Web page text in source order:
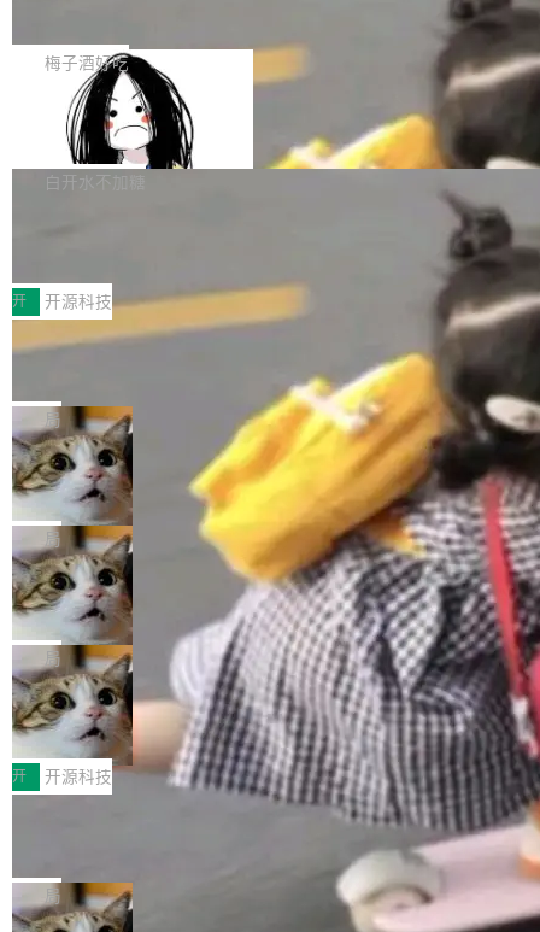
提交的编辑请求也长期处于待处理状态。 Groki
pedia 于去年底上线，定位为由人工智能生成内
容的百科平台，被马斯克视为传统众包百科网站
维基百科的替代方案。Lawfare 调查发现，无论
热门页面还是低关注度页面，均未出现近期更
是这样的：配 MessageSource 的 Bean、写 R
eloadableResourceBundleMessageSource、
声明 LocaleResolver、注册 LocaleChangeInt
erceptor…五六步之后才能看到第一行翻译文
本。 Solon 换了个方式。整个 i18n 模块围绕三
梅子酒好吃
Apache Doris 4.1 全面增强 Iceberg：
支持 UPDATE、MERGE INTO 与 Iceb
erg V3
Apache Doris 4.1 要补齐的，正是缺失的那一
半。在已有查询能力的基础上，Doris 进一步支
常维护操作，并完整支持 Iceberg V3 格式。
白开水不加糖
村国家自主创新示范区会议中心开幕。本届大会
由中关村智联软件服务业质量创新联盟主办，以
“智构可信·质创未来——AI原生时代的质量新范
式”为主题，直面AI从实验室走向规模化产业落地
的核心质量命题。会上，《2026智能研发生产力
工具选型手册》发布，Testin云测的Testin XAge
nt智能测试系统入选AI测试领域代表产品。对CI
O而言，这提示了一个转变：AI测试正在从效率
工具升级为企业的质量基础设施。 CIO面对的新
现实 过去两年，CIO们的焦虑清单上多了两项：
一是如何让大模型和智能体应用安全地从PoC走
向生产，二是如何让测试团队跟得上AI应用...
开 开源科技
让非法状态不可表示：一篇关于 ADT
有一种东西，一旦用过就回不去了。Alex Fedos
eev 管它叫"软件设计的基石"。 他说的东西不新
鲜——代数数据类型（ADT），尤其是和类型
（sum type）。但他说清楚了一件事：这不是类
型系统的学术体操，是日常编码的思维方式。 文
章从一个简单的例子切入。一个网站的深色主题
设置，如果用布尔值 + 可空字段来表示——bool
ean 表示是否可切换，nullable 的默认模式、浅
色方案、深色方案——会产生大量无意义的组
合。方案缺了、配置冲突了、全 null 了。要知道
哪些组合有效，作者说，你得靠"文档、校验、或
者部落知识"。 换个写法。Rust 的 enum，两个
变体：Switchable...
局
Cloudflare 开源内部企业 AI 平台 Clou
dflare OS
Cloudflare 发布了一个开源项目 Cloudflare O
S。如果你只看官方博客，你会觉得这是又一
个"AI 知识库 + 聊天机器人"——每个大厂都在
做，没什么新鲜的。 但 Kenton Varda 在 Twitte
r 上把事情说清楚了： 今天我们发布了 Cloudfla
re OS，一个带连接器的聊天机器人，跟其他所
有科技公司做的一样。只不过，实际上它不一
样。这是 Sandstorm.io 的重制版，我十年前的
那个创业公司。不同的是，这次它构建在 Cloudf
lare Workers 上——我花了九年时间搭建的平台
——并且深度集成了 AI。这基本上是我十年秘密
局
Deno 团队开源 Celld，可自托管的分
布式 Durable Objects
Ryan Dahl 领导的 Deno 团队推出了最新开源项
目 Celld，一个能在自己机器上运行 Cloudflare
Workers 和 Durable Objects 的守护进程。 设
计思路很直接：每个对象是一个独立的 SQLite
数据库，按名称寻址，复制到你自己的 S3 兼容
存储库里。节点之间只通过这个存储库协调——
没有控制平面，没有共识协议。每个对象自带一
个小型数据库，应用天然按分片构建，单个数据
库的竞争和爆炸半径问题在设计层面就被消除
了。 闲置的 cell 会休眠到几乎不占资源。当 cel
l 迁移或唤醒时，新宿主从 S3 恢复 SQLite 数据
局
鲁大师7月新机性能/流畅/AI榜：vivo夺
性能、流畅双第一，三星Galaxy Z系列
新折叠缺席
2026年7月的手机市场，由于存储等硬件成本暴
增，手机厂商的日子也不好过啊，新机速度明显
放缓，因此硝烟味淡了许多。新机参数规格除开
高价的三星折叠（三星Galaxy Z Fold8 Ultra / Z
Fold8 / Z Flip8）外，其余要么是中低端机器，
例如iQOO Z11i、REDMI Note 17、REDMI No
te 17 Pro、OPPO K15，要么是vivo X300 E这
开 开源科技
Zed 编辑器团队发布了新项目——DeltaDB，一
个在 git commit 之间记录每一次编辑操作的版
本控制系统。目前处于 Early Access 阶段。 De
局